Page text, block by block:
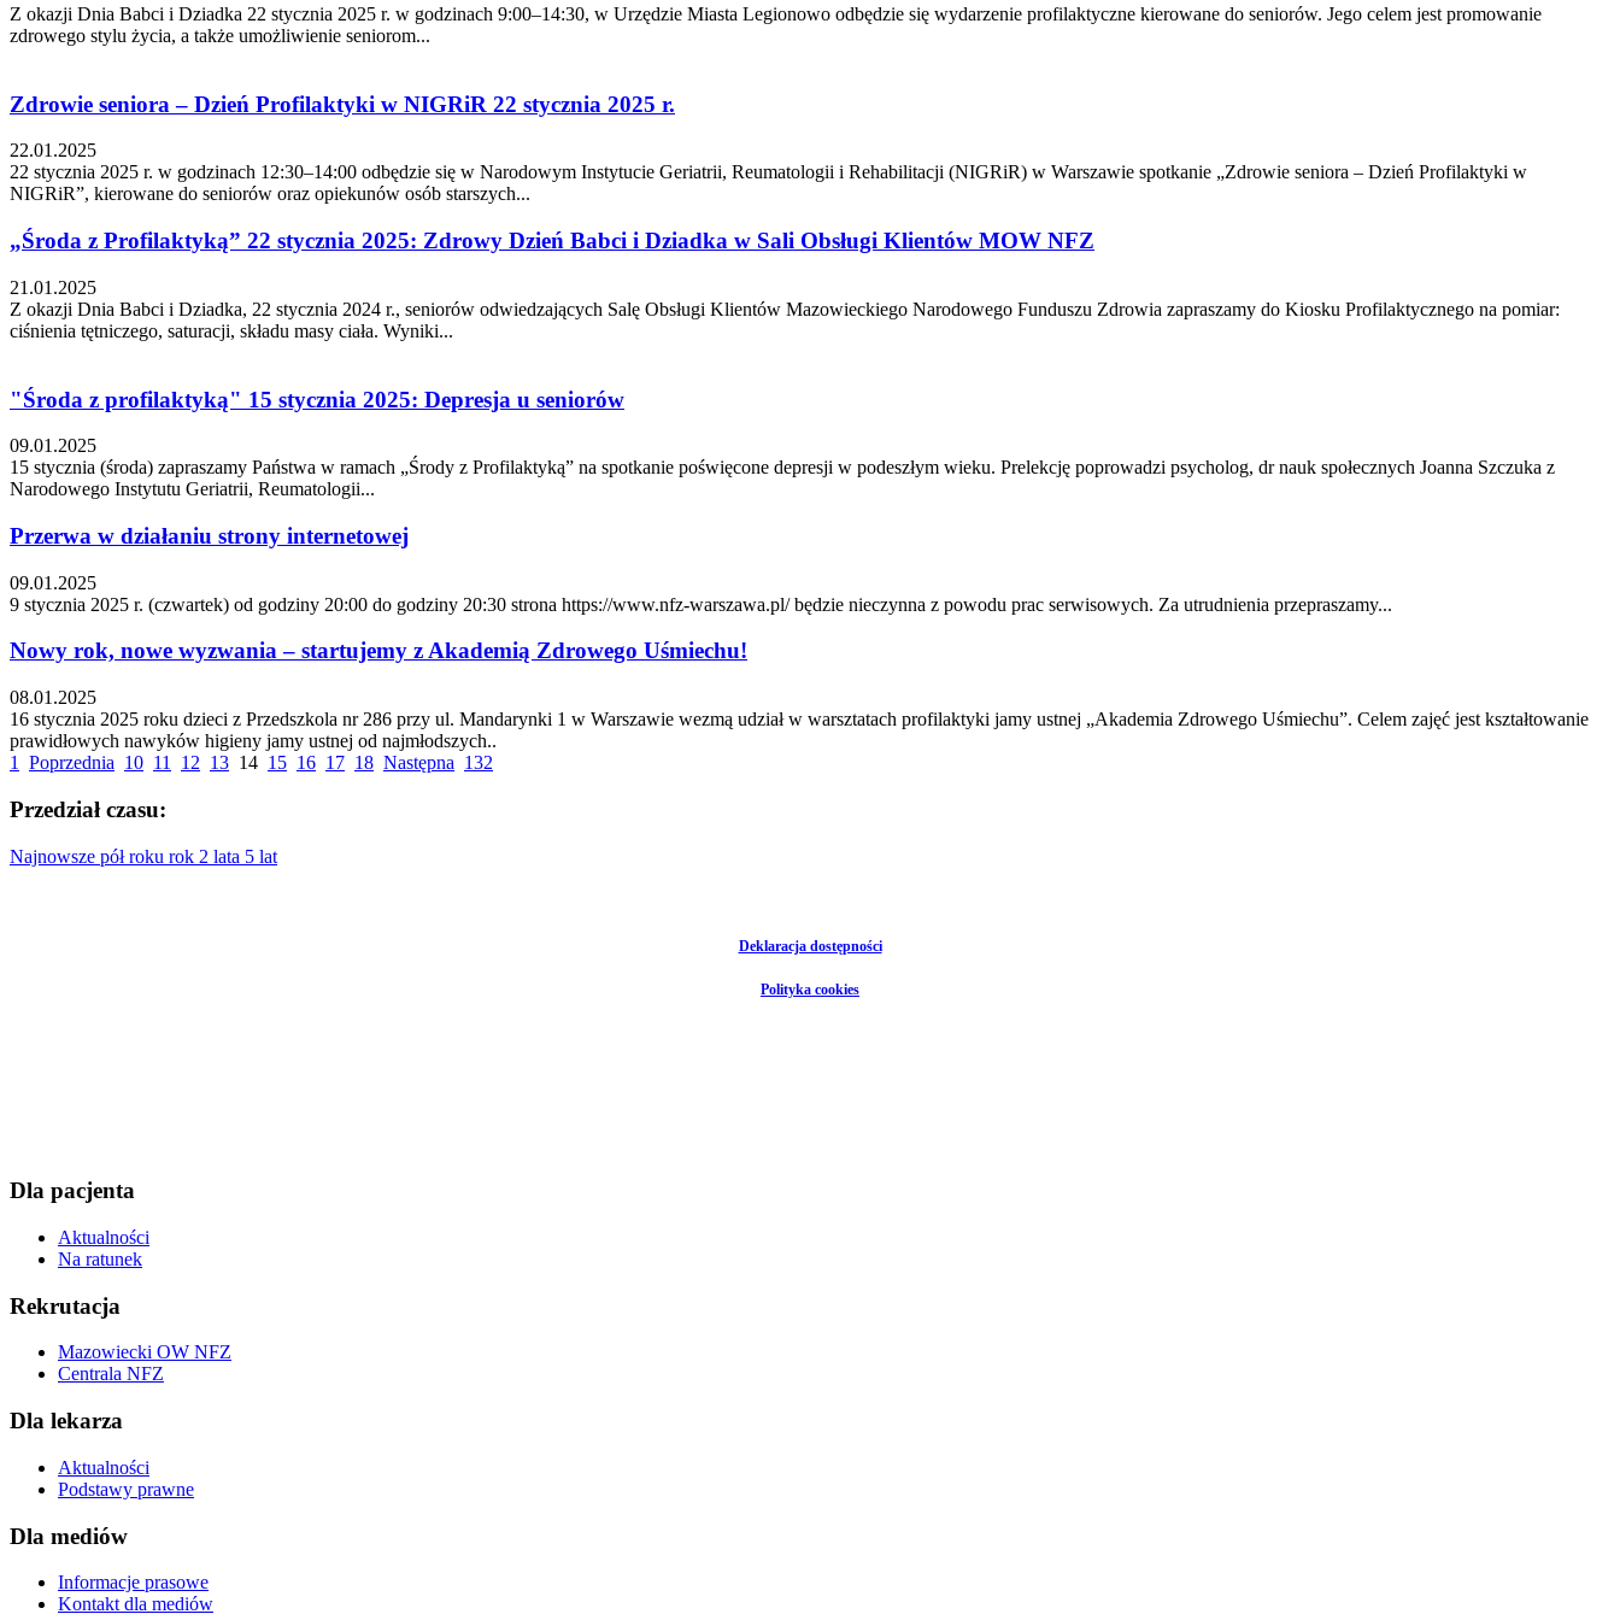
Z okazji Dnia Babci i Dziadka 22 stycznia 2025 r. w godzinach 9:00–14:30, w Urzędzie Miasta Legionowo odbędzie się wydarzenie profilaktyczne kierowane do seniorów. Jego celem jest promowanie
zdrowego stylu życia, a także umożliwienie seniorom...
Zdrowie seniora – Dzień Profilaktyki w NIGRiR 22 stycznia 2025 r.
22.01.2025
22 stycznia 2025 r. w godzinach 12:30–14:00 odbędzie się w Narodowym Instytucie Geriatrii, Reumatologii i Rehabilitacji (NIGRiR) w Warszawie spotkanie „Zdrowie seniora – Dzień Profilaktyki w
NIGRiR”, kierowane do seniorów oraz opiekunów osób starszych...
„Środa z Profilaktyką” 22 stycznia 2025: Zdrowy Dzień Babci i Dziadka w Sali Obsługi Klientów MOW NFZ
21.01.2025
Z okazji Dnia Babci i Dziadka, 22 stycznia 2024 r., seniorów odwiedzających Salę Obsługi Klientów Mazowieckiego Narodowego Funduszu Zdrowia zapraszamy do Kiosku Profilaktycznego na pomiar:
ciśnienia tętniczego, saturacji, składu masy ciała. Wyniki...
"Środa z profilaktyką" 15 stycznia 2025: Depresja u seniorów
09.01.2025
15 stycznia (środa) zapraszamy Państwa w ramach „Środy z Profilaktyką” na spotkanie poświęcone depresji w podeszłym wieku. Prelekcję poprowadzi psycholog, dr nauk społecznych Joanna Szczuka z
Narodowego Instytutu Geriatrii, Reumatologii...
Przerwa w działaniu strony internetowej
09.01.2025
9 stycznia 2025 r. (czwartek) od godziny 20:00 do godziny 20:30 strona https://www.nfz-warszawa.pl/ będzie nieczynna z powodu prac serwisowych. Za utrudnienia przepraszamy...
Nowy rok, nowe wyzwania – startujemy z Akademią Zdrowego Uśmiechu!
08.01.2025
16 stycznia 2025 roku dzieci z Przedszkola nr 286 przy ul. Mandarynki 1 w Warszawie wezmą udział w warsztatach profilaktyki jamy ustnej „Akademia Zdrowego Uśmiechu”. Celem zajęć jest kształtowanie
prawidłowych nawyków higieny jamy ustnej od najmłodszych..
1
Poprzednia 10 11 12 13 14 15 16 17 18 Następna 132
Przedział czasu:
Najnowsze pół roku rok 2 lata 5 lat
Deklaracja dostępności
Polityka cookies
Dla pacjenta
Aktualności
Na ratunek
Rekrutacja
Mazowiecki OW NFZ
Centrala NFZ
Dla lekarza
Aktualności
Podstawy prawne
Dla mediów
Informacje prasowe
Kontakt dla mediów